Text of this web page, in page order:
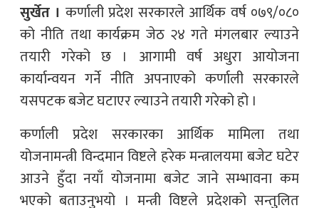
सुर्खेत । कर्णाली प्रदेश सरकारले आर्थिक वर्ष ०७९/०८०
को नीति तथा कार्यक्रम जेठ २४ गते मंगलबार ल्याउने
तयारी गरेको छ । आगामी वर्ष अधुरा आयोजना
कार्यान्वयन गर्ने नीति अपनाएको कर्णाली सरकारले
यसपटक बजेट घटाएर ल्याउने तयारी गरेको हो ।
कर्णाली प्रदेश सरकारका आर्थिक मामिला तथा
योजनामन्त्री विन्दमान विष्टले हरेक मन्त्रालयमा बजेट घटेर
आउने हुँदा नयाँ योजनामा बजेट जाने सम्भावना कम
भएको बताउनुभयो । मन्त्री विष्टले प्रदेशको सन्तुलित